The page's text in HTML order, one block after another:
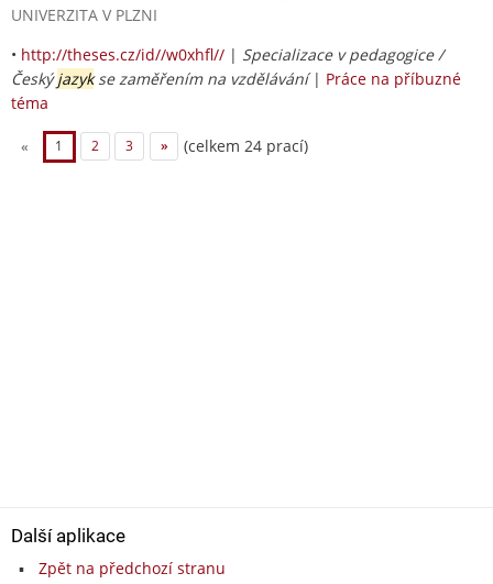
UNIVERZITA V PLZNI
• http://theses.cz/id//w0xhfl// | Specializace v pedagogice /
Českýjazykse zaměřením na vzdělávání| Práce na příbuzné
téma
« 1 2 3 » (celkem 24 prací)
Další aplikace
Zpět na předchozí stranu